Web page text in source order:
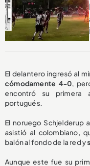
El delantero ingresó al
cómodamente 4-0,
encontró su primera
portugués.
El noruego Schjelderup
asistió al colombiano,
balón al fondo de la red y
Aunque este fue su